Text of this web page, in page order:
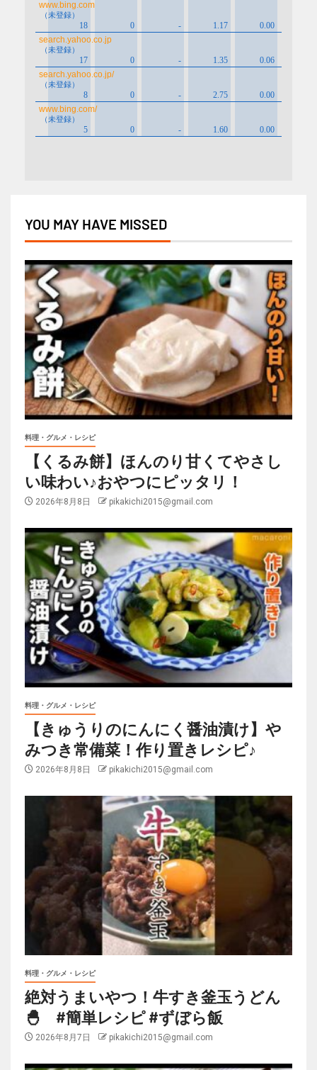
YOU MAY HAVE MISSED
料理・グルメ・レシピ
【くるみ餅】ほんのり甘くてやさし
い味わい♪おやつにピッタリ！
2026年8月8日 pikakichi2015@gmail.com
料理・グルメ・レシピ
【きゅうりのにんにく醤油漬け】や
みつき常備菜！作り置きレシピ♪
2026年8月8日 pikakichi2015@gmail.com
料理・グルメ・レシピ
絶対うまいやつ！牛すき釜玉うどん
🐣 #簡単レシピ #ずぼら飯
2026年8月7日 pikakichi2015@gmail.com